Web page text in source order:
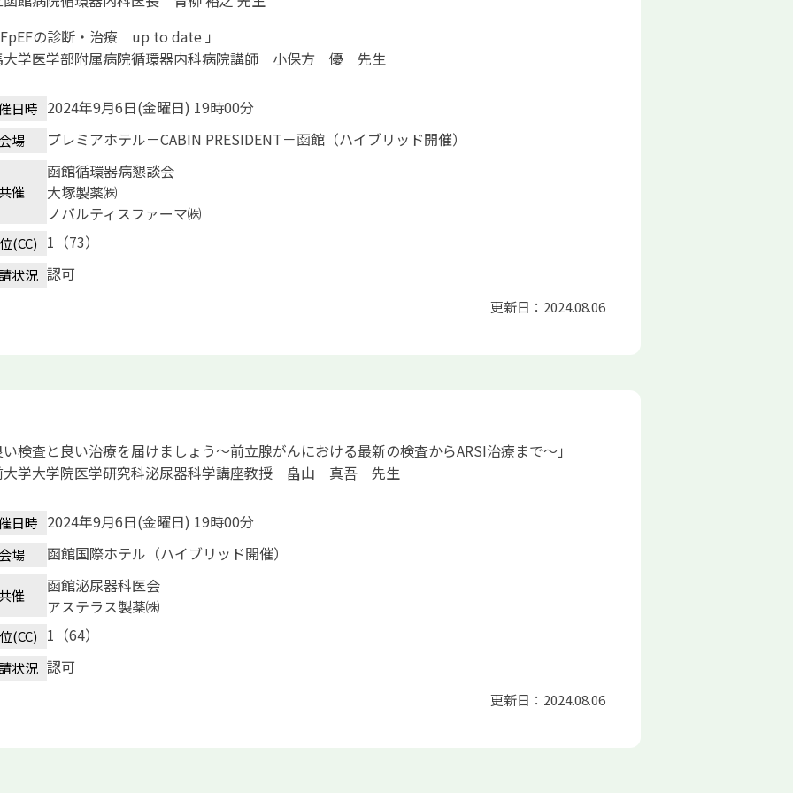
の診断・治療 up to date 」
大学医学部附属病院循環器内科病院講師 小保方 優 先生
日時 2024年9月6日(金曜日) 19時00分
会場 プレミアホテル－CABIN PRESIDENT－函館（ハイブリッド開催）
催
函館循環器病懇談会
大塚製薬㈱
ノバルティスファーマ㈱
(CC) 1（73）
状況 認可
更新日：2024.08.06
い検査と良い治療を届けましょう～前立腺がんにおける最新の検査からARSI治療まで～」
大学大学院医学研究科泌尿器科学講座教授 畠山 真吾 先生
日時 2024年9月6日(金曜日) 19時00分
会場 函館国際ホテル（ハイブリッド開催）
催
函館泌尿器科医会
アステラス製薬㈱
(CC) 1（64）
状況 認可
更新日：2024.08.06